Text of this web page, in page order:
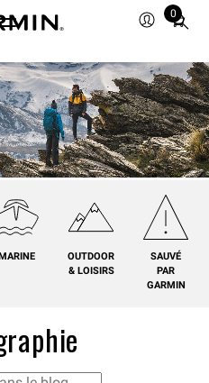
0
Total
in
cart:
0
MARINE
OUTDOOR
& LOISIRS
SAUVÉ
PAR
GARMIN